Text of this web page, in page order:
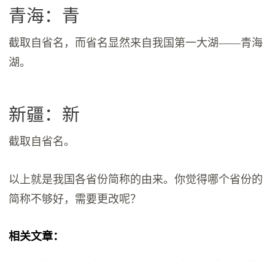
青海：青
截取自省名，而省名显然来自我国第一大湖——青海
湖。
新疆：新
截取自省名。
以上就是我国各省份简称的由来。你觉得哪个省份的
简称不够好，需要更改呢？
相关文章：